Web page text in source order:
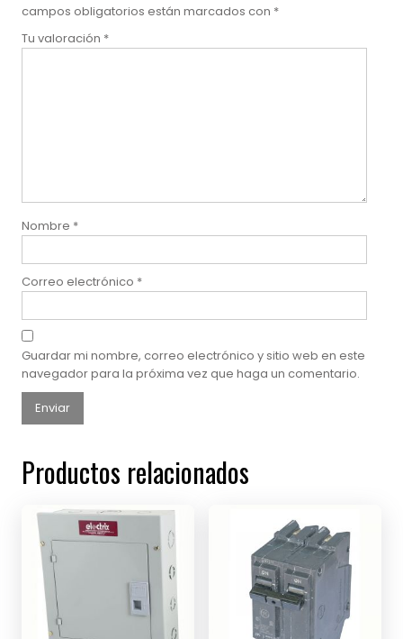
campos obligatorios están marcados con *
Tu valoración *
Nombre *
Correo electrónico *
Guardar mi nombre, correo electrónico y sitio web en este
navegador para la próxima vez que haga un comentario.
Productos relacionados